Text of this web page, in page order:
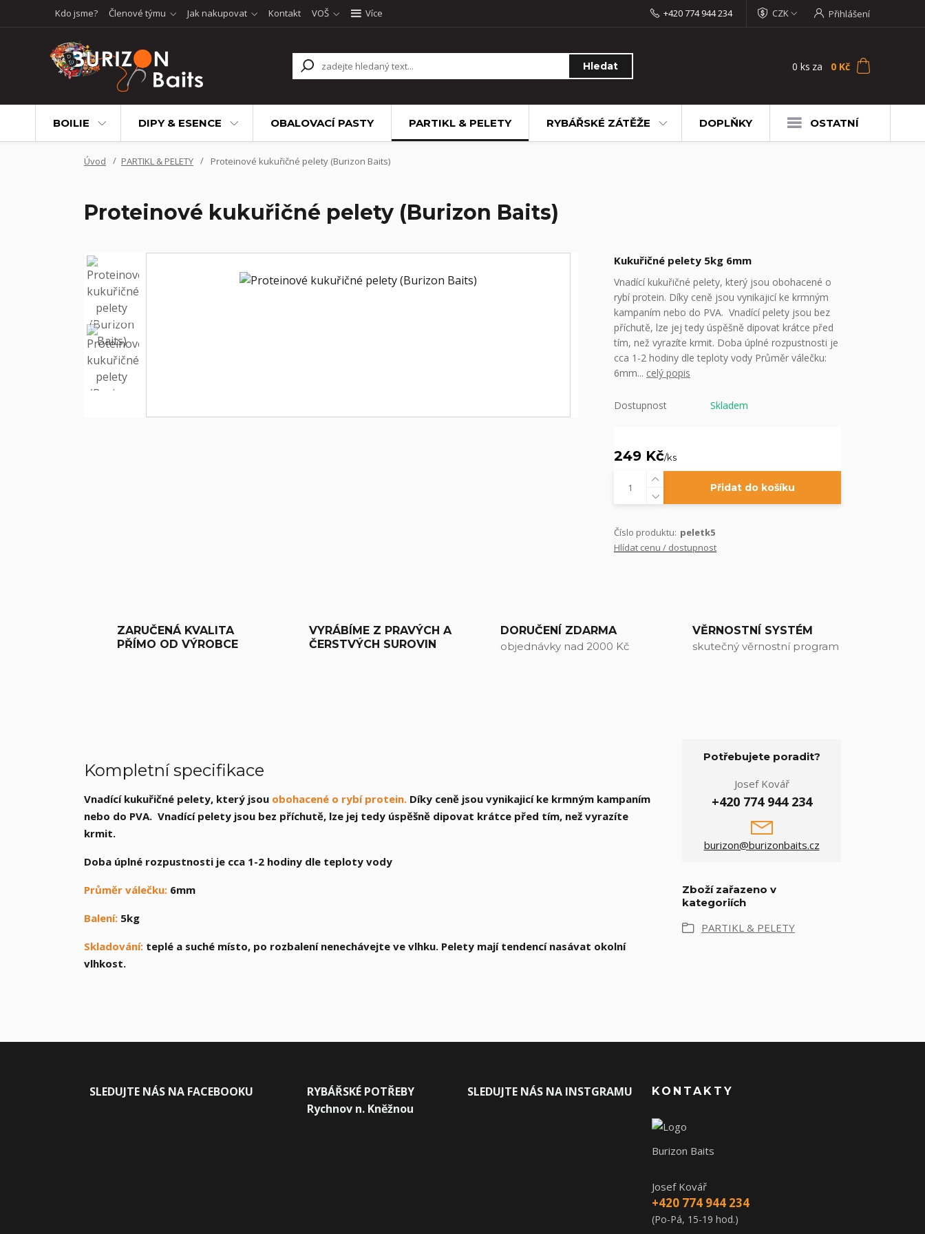
Kdo jsme? Členové týmu Jak nakupovat Kontakt VOŠ Více CZK Přihlášení
Hledat
+420 774 944 234
0 ks za 0 Kč
BOILIE DIPY & ESENCE OBALOVACÍ PASTY PARTIKL & PELETY RYBÁŘSKÉ ZÁTĚŽE DOPLŇKY OSTATNÍ
Úvod PARTIKL & PELETY Proteinové kukuřičné pelety (Burizon Baits)
Proteinové kukuřičné pelety (Burizon Baits)
Kukuřičné pelety 5kg 6mm
Vnadící kukuřičné pelety, který jsou obohacené o
rybí protein. Díky ceně jsou vynikajicí ke krmným
kampaním nebo do PVA. Vnadící pelety jsou bez
příchutě, lze jej tedy úspěšně dipovat krátce před
tím, než vyrazíte krmit. Doba úplné rozpustnosti je
cca 1-2 hodiny dle teploty vody Průměr válečku:
6mm... celý popis
Dostupnost Skladem
249 Kč/ks
Přidat do košíku
Číslo produktu: peletk5
Hlídat cenu / dostupnost
ZARUČENÁ KVALITA
PŘÍMO OD VÝROBCE
VYRÁBÍME Z PRAVÝCH A
ČERSTVÝCH SUROVIN
DORUČENÍ ZDARMA
objednávky nad 2000 Kč
VĚRNOSTNÍ SYSTÉM
skutečný věrnostní program
Kompletní specifikace
Vnadící kukuřičné pelety, který jsou obohacené o rybí protein. Díky ceně jsou vynikajicí ke krmným kampaním
nebo do PVA. Vnadící pelety jsou bez příchutě, lze jej tedy úspěšně dipovat krátce před tím, než vyrazíte
krmit.
Doba úplné rozpustnosti je cca 1-2 hodiny dle teploty vody
Průměr válečku: 6mm
Balení: 5kg
Skladování: teplé a suché místo, po rozbalení nenechávejte ve vlhku. Pelety mají tendencí nasávat okolní
vlhkost.
Potřebujete poradit?
Josef Kovář
+420 774 944 234
burizon@burizonbaits.cz
Zboží zařazeno v
kategoriích
PARTIKL & PELETY
SLEDUJTE NÁS NA FACEBOOKU
RYBÁŘSKÉ POTŘEBY
Rychnov n. Kněžnou
SLEDUJTE NÁS NA INSTGRAMU KONTAKTY
Burizon Baits
Josef Kovář
+420 774 944 234
(Po-Pá, 15-19 hod.)